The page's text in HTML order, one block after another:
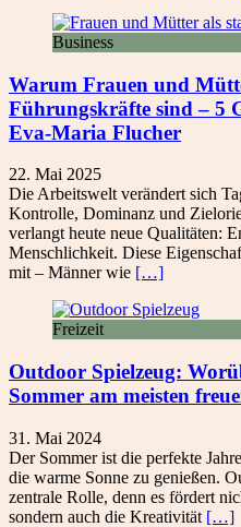
Business
Warum Frauen und
Führungskräfte sind – 5
Eva-Maria Flucher
22. Mai 2025
Die Arbeitswelt verändert sich
Kontrolle, Dominanz und
verlangt heute neue Qualitäten:
Menschlichkeit. Diese
mit – Männer wie […]
Freizeit
Outdoor Spielzeug:
Sommer am meisten
31. Mai 2024
Der Sommer ist die perfekte
die warme Sonne zu genießen.
zentrale Rolle, denn es fördert
sondern auch die Kreativität […]